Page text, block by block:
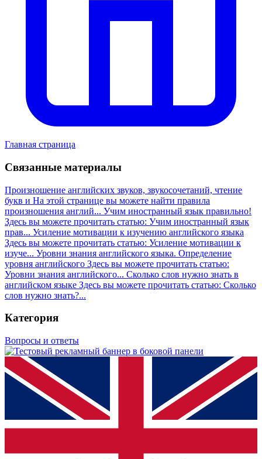
Главная страница
Связанные материалы
Произношение английских звуков, звукосочетаний, чтение
букв и На этой странице вы можете найти правила
произношения англий... Учим иностранный язык правильно!
Здесь вы можете прочитать статью: Учим иностранный язык
прав... Усиление мотивации к изучению английского языка
Здесь вы можете прочитать статью: Усиление мотивации к
изуче... Уровни знания английского языка. Определение
уровня английского Здесь вы можете прочитать статью:
Уровни знания английского... Сколько слов нужно знать в
английском языке Здесь вы можете прочитать статью: Сколько
слов нужно знать?...
Категория
Вопросы и ответы